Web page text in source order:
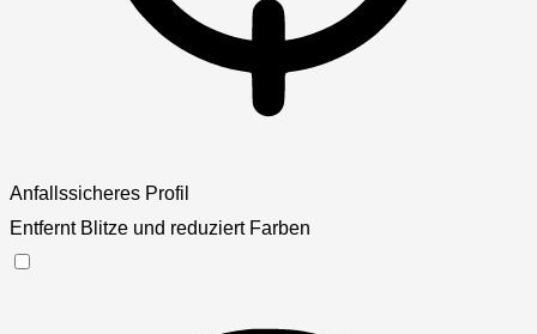
Anfallssicheres Profil
Entfernt Blitze und reduziert Farben